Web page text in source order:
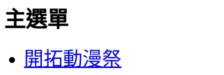
主選單
開拓動漫祭